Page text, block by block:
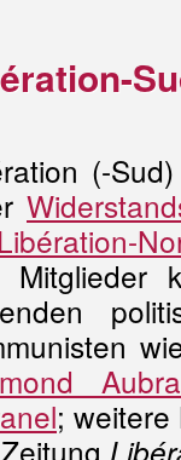
(-
Libération-
;